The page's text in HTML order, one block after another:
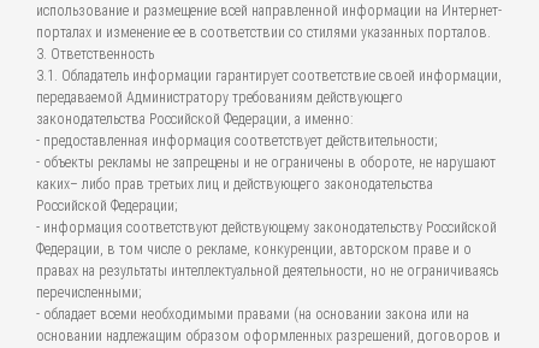
использование и размещение всей направленной информации на Интернет-
порталах и изменение ее в соответствии со стилями указанных порталов.
3. Ответственность
3.1. Обладатель информации гарантирует соответствие своей информации,
передаваемой Администратору требованиям действующего
законодательства Российской Федерации, а именно:
- предоставленная информация соответствует действительности;
- объекты рекламы не запрещены и не ограничены в обороте, не нарушают
каких– либо прав третьих лиц и действующего законодательства
Российской Федерации;
- информация соответствуют действующему законодательству Российской
Федерации, в том числе о рекламе, конкуренции, авторском праве и о
правах на результаты интеллектуальной деятельности, но не ограничиваясь
перечисленными;
- обладает всеми необходимыми правами (на основании закона или на
основании надлежащим образом оформленных разрешений, договоров и